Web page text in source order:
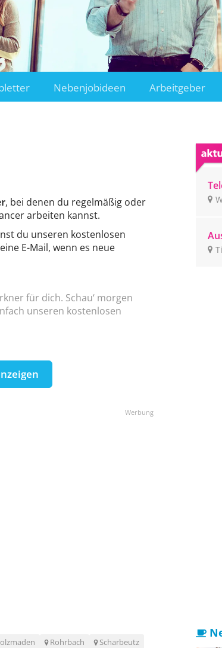
Nebenjobideen Arbeitgeber
, bei denen du regelmäßig oder
arbeiten kannst.
du unseren kostenlosen
E-Mail, wenn es neue
für dich. Schau‘ morgen
unseren kostenlosen
Rohrbach
Scharbeutz